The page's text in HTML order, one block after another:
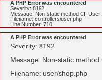
A PHP Error was encountered
Severity: 8192
Message: Non-static method
Filename: controllers/user.php
Line Number: 710
A PHP Error was encountered
Severity: 8192
Message: Non-static
Filename: user/shop.php